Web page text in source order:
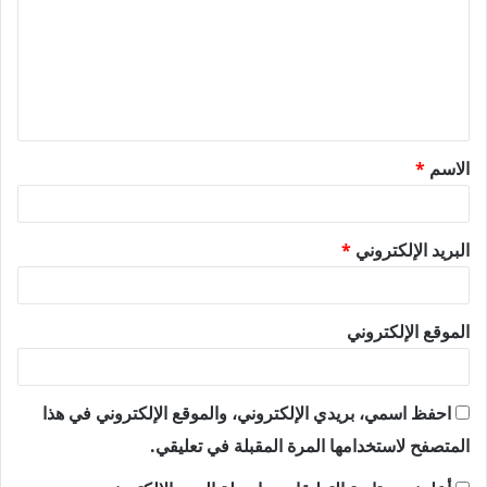
ق
*
الاسم *
البريد الإلكتروني *
الموقع الإلكتروني
احفظ اسمي، بريدي الإلكتروني، والموقع الإلكتروني في هذا
المتصفح لاستخدامها المرة المقبلة في تعليقي.